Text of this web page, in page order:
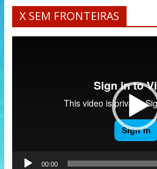
X SEM FRONTEIRAS
00:00